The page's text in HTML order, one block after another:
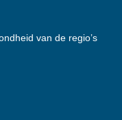
van de regio’s